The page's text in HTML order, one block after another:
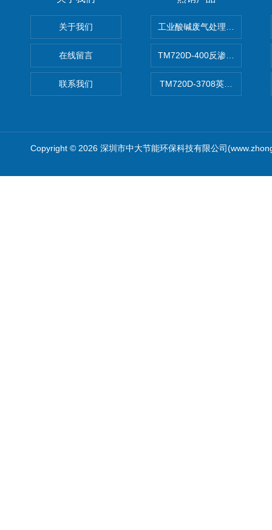
关于我们
在线留言
联系我们
工业酸碱废气处理设备
TM720D-400反渗透膜
TM720D-3708英寸低压反渗
Copyright © 2026 深圳市中大节能环保科技有限公司